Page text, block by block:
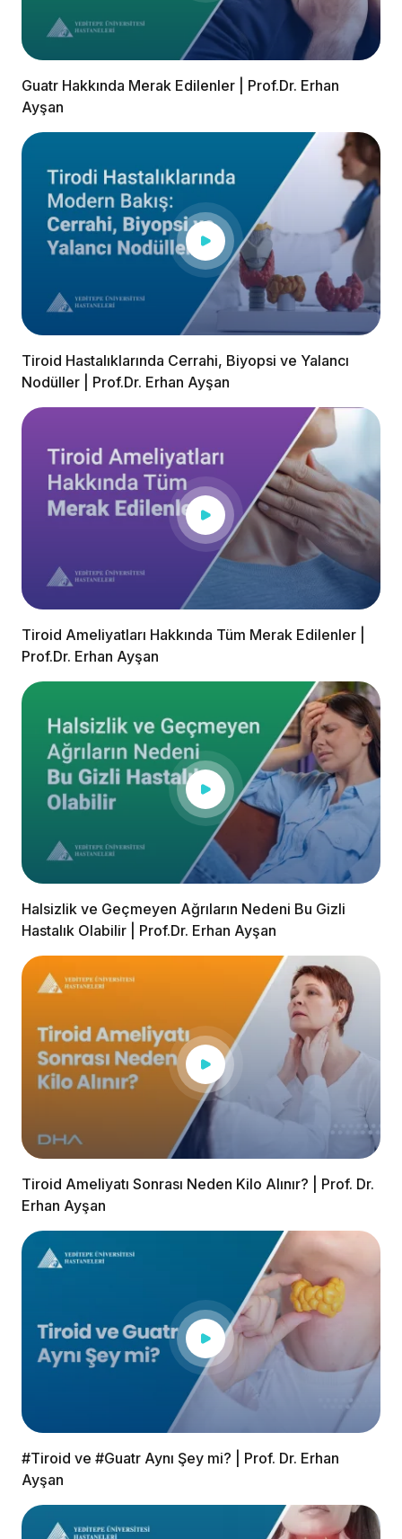
Guatr Hakkında Merak Edilenler | Prof.Dr. Erhan
Ayşan
Tiroid Hastalıklarında Cerrahi, Biyopsi ve Yalancı
Nodüller | Prof.Dr. Erhan Ayşan
Tiroid Ameliyatları Hakkında Tüm Merak Edilenler |
Prof.Dr. Erhan Ayşan
Halsizlik ve Geçmeyen Ağrıların Nedeni Bu Gizli
Hastalık Olabilir | Prof.Dr. Erhan Ayşan
Tiroid Ameliyatı Sonrası Neden Kilo Alınır? | Prof. Dr.
Erhan Ayşan
#Tiroid ve #Guatr Aynı Şey mi? | Prof. Dr. Erhan
Ayşan